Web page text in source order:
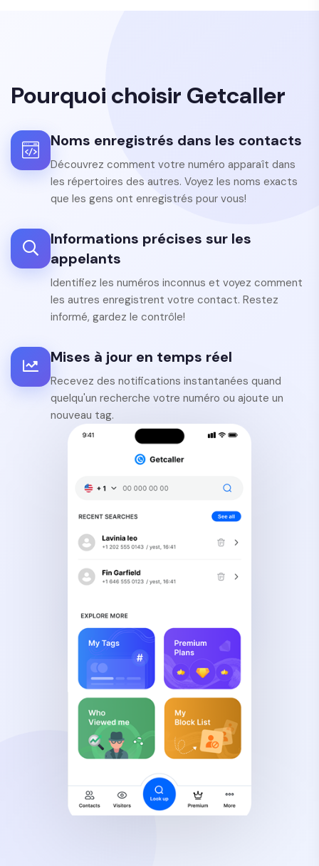
Pourquoi choisir Getcaller
Noms enregistrés dans les contacts
Découvrez comment votre numéro apparaît dans
les répertoires des autres. Voyez les noms exacts
que les gens ont enregistrés pour vous!
Informations précises sur les
appelants
Identifiez les numéros inconnus et voyez comment
les autres enregistrent votre contact. Restez
informé, gardez le contrôle!
Mises à jour en temps réel
Recevez des notifications instantanées quand
quelqu'un recherche votre numéro ou ajoute un
nouveau tag.